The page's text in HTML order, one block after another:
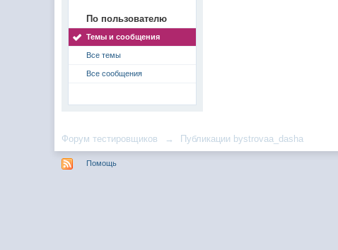
По пользователю
Темы и сообщения
Все темы
Все сообщения
Форум тестировщиков → Публикации bystrovaa_dasha
Помощь